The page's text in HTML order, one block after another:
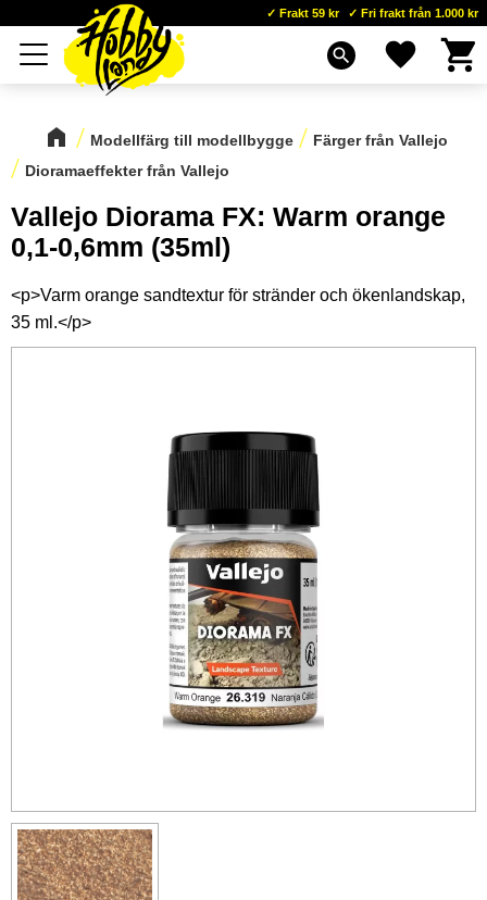
Meny
Frakt 59 kr Fri frakt från 1.000 kr
search Favoriter
Modellfärg till modellbygge
Färger från Vallejo
Dioramaeffekter från Vallejo
Vallejo Diorama FX: Warm orange
0,1-0,6mm (35ml)
<p>Varm orange sandtextur för stränder och ökenlandskap,
35 ml.</p>